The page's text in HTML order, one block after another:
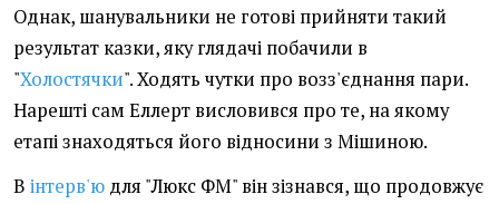
Однак, шанувальники не готові прийняти такий
результат казки, яку глядачі побачили в
"Холостячки". Ходять чутки про возз'єднання пари.
Нарешті сам Еллерт висловився про те, на якому
етапі знаходяться його відносини з Мішиною.
В інтерв'ю для "Люкс ФМ" він зізнався, що продовжує